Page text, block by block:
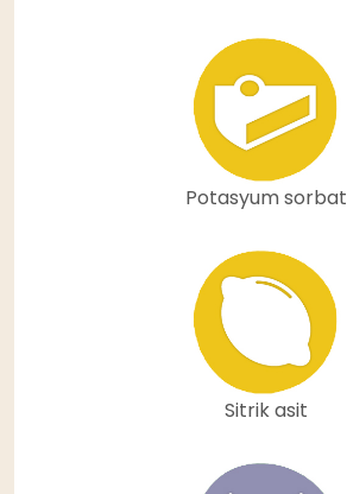
Potasyum sorbat
Sitrik asit